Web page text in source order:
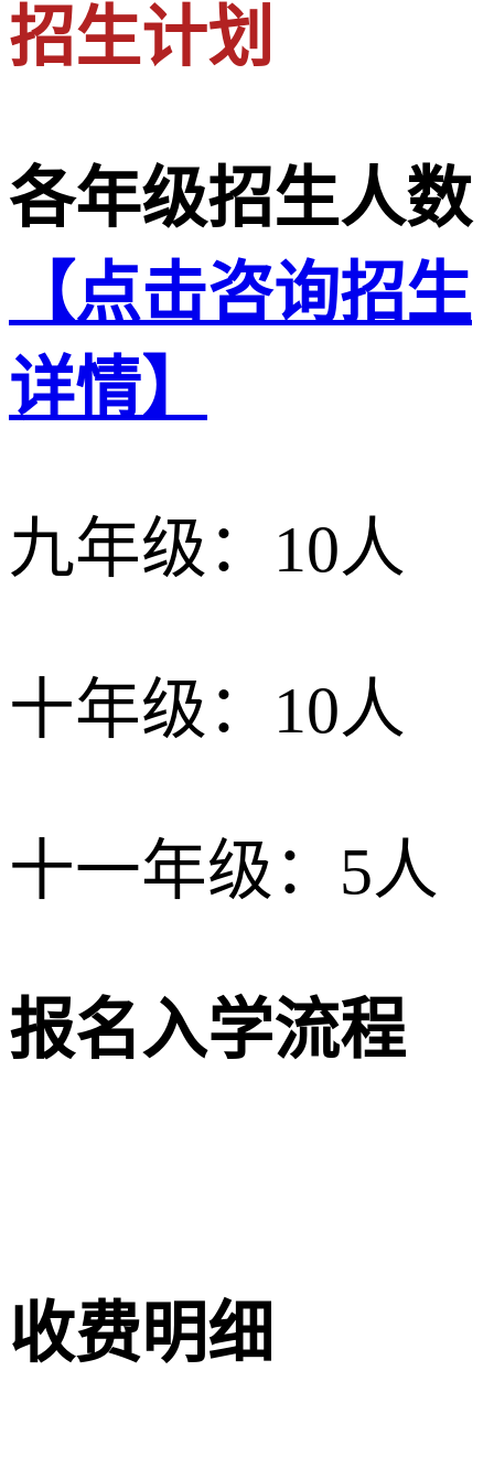
招生计划
各年级招生人数
【点击咨询招生
详情】
九年级：10人
十年级：10人
十一年级：5人
报名入学流程
收费明细